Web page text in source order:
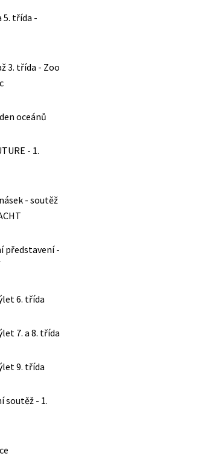
5. třída -
3. třída - Zoo
oceánů
- 1.
- soutěž
představení -
6. třída
7. a 8. třída
9. třída
soutěž - 1.